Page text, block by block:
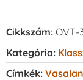
Cikkszám: OVT-
Kategória:
Címkék: